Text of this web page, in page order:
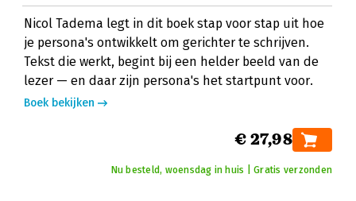
Nicol Tadema legt in dit boek stap voor stap uit hoe
je persona's ontwikkelt om gerichter te schrijven.
Tekst die werkt, begint bij een helder beeld van de
lezer — en daar zijn persona's het startpunt voor.
Boek bekijken
€ 27,98
Nu besteld, woensdag in huis | Gratis verzonden